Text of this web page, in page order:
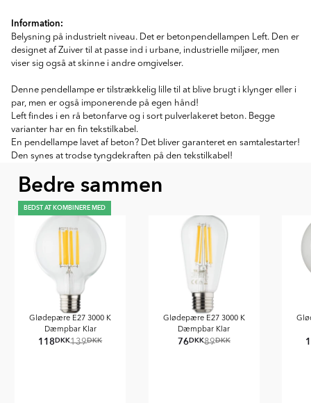
Information:
Belysning på industrielt niveau. Det er betonpendellampen Left. Den er
designet af Zuiver til at passe ind i urbane, industrielle miljøer, men
viser sig også at skinne i andre omgivelser.
Denne pendellampe er tilstrækkelig lille til at blive brugt i klynger eller i
par, men er også imponerende på egen hånd!
Left findes i en rå betonfarve og i sort pulverlakeret beton. Begge
varianter har en fin tekstilkabel.
En pendellampe lavet af beton? Det bliver garanteret en samtalestarter!
Den synes at trodse tyngdekraften på den tekstilkabel!
Bedre sammen
BEDST AT KOMBINERE MED
Glødepære E27 3000 K
Dæmpbar Klar
118DKK139DKK
Glødepære E27 3000 K
Dæmpbar Klar
76DKK89DKK